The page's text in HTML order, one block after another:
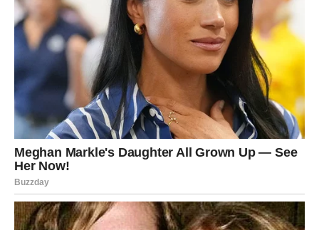
Ovo je dan odluke. Ne možeš više stajati između.
BIK
Bik danas ulazi u fazu emocionalnog razotkrivanja. Neko
će ti pokazati pravo lice – i to možda neće biti ono što si
želeo da vidiš.
Ako si idealizovao neku osobu ili situaciju, danas dolazi
trenutak istine. Može boleti, ali će te osloboditi.